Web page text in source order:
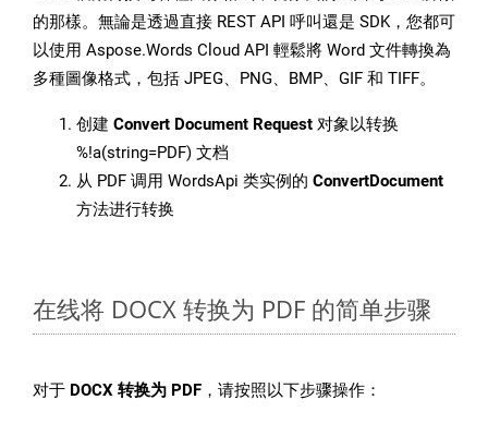
的那樣。無論是透過直接 REST API 呼叫還是 SDK，您都可
以使用 Aspose.Words Cloud API 輕鬆將 Word 文件轉換為
多種圖像格式，包括 JPEG、PNG、BMP、GIF 和 TIFF。
创建 Convert Document Request 对象以转换
%!a(string=PDF) 文档
从 PDF 调用 WordsApi 类实例的 ConvertDocument
方法进行转换
在线将 DOCX 转换为 PDF 的简单步骤
对于 DOCX 转换为 PDF ，请按照以下步骤操作：